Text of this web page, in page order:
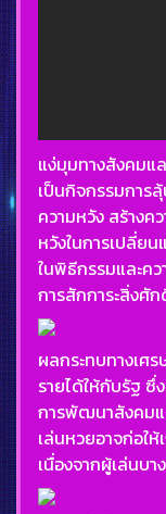
แง่มุมทางสังคมแ
เป็นกิจกรรมการ
ความหวัง สร้างค
หวังในการเปลี่ย
ในพิธีกรรมและค
การสักการะสิ่งศั
ผลกระทบทางเศ
รายได้ให้กับรัฐ ซึ่
การพัฒนาสังคมแ
เล่นหวยอาจก่อใ
เนื่องจากผู้เล่นบา